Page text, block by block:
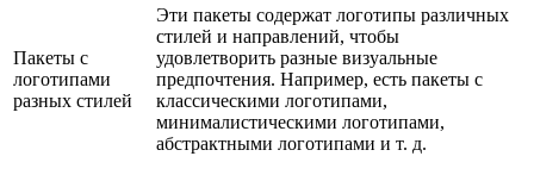
Пакеты с
логотипами
разных стилей
Эти пакеты содержат логотипы различных
стилей и направлений, чтобы
удовлетворить разные визуальные
предпочтения. Например, есть пакеты с
классическими логотипами,
минималистическими логотипами,
абстрактными логотипами и т. д.